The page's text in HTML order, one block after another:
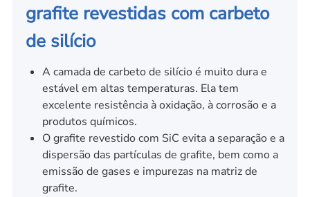
grafite revestidas com carbeto
de silício
A camada de carbeto de silício é muito dura e
estável em altas temperaturas. Ela tem
excelente resistência à oxidação, à corrosão e a
produtos químicos.
O grafite revestido com SiC evita a separação e a
dispersão das partículas de grafite, bem como a
emissão de gases e impurezas na matriz de
grafite.